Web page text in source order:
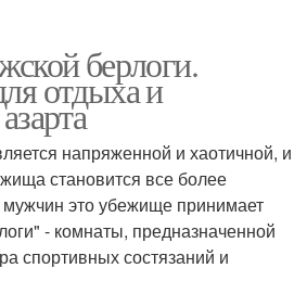
берлоги.
отдыха и
напряженной и хаотичной, и
становится все более
это убежище принимает
- комнаты, предназначенной
спортивных состязаний и